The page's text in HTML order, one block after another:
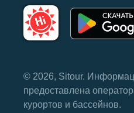
© 2026, Sitour.
предоставлена
курортов и бассейнов.